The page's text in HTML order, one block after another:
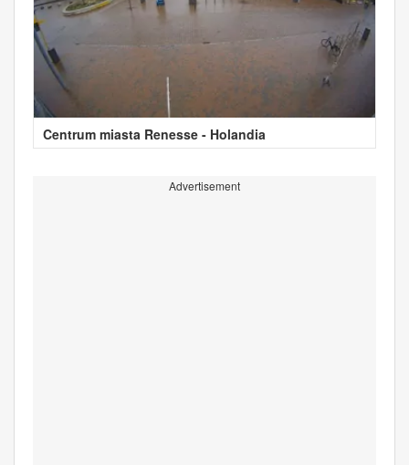
Centrum miasta Renesse - Holandia
Advertisement